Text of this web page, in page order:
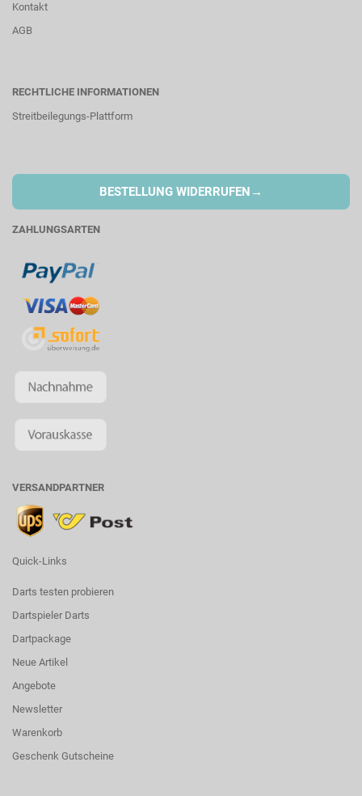
Kontakt
AGB
RECHTLICHE INFORMATIONEN
Streitbeilegungs-Plattform
BESTELLUNG WIDERRUFEN →
ZAHLUNGSARTEN
VERSANDPARTNER
Quick-Links
Darts testen probieren
Dartspieler Darts
Dartpackage
Neue Artikel
Angebote
Newsletter
Warenkorb
Geschenk Gutscheine